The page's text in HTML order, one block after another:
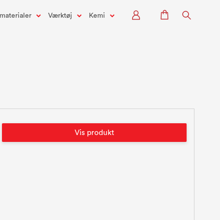
Værktøj Kemi
Vis produkt